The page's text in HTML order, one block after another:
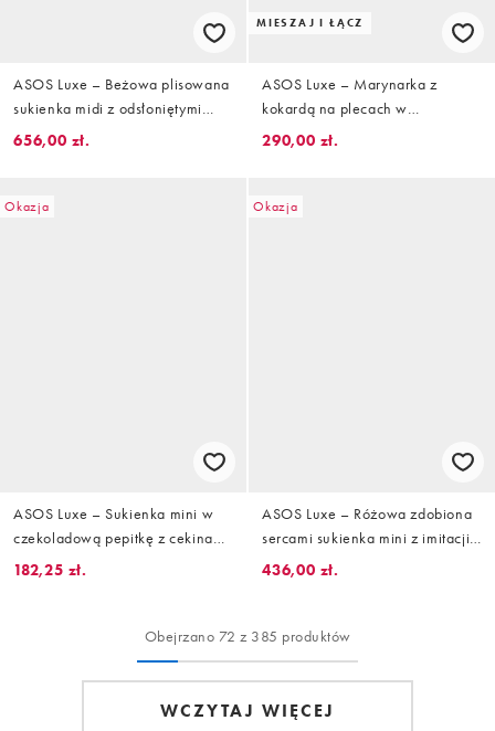
ASOS Luxe – Beżowa plisowana
sukienka midi z odsłoniętymi
ramionami i wcięciem w talii
656,00 zł.
MIESZAJ I ŁĄCZ
ASOS Luxe – Marynarka z
kokardą na plecach w
czekoladową pepitkę z cekinami,
290,00 zł.
Okazja
ASOS Luxe – Sukienka mini w
czekoladową pepitkę z cekinami
i zdobionymi guzikami
182,25 zł.
Okazja
ASOS Luxe – Różowa zdobiona
sercami sukienka mini z imitacji
zamszu
436,00 zł.
Obejrzano 72 z 385 produktów
WCZYTAJ WIĘCEJ